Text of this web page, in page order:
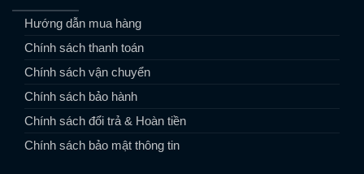
Hướng dẫn mua hàng
Chính sách thanh toán
Chính sách vận chuyển
Chính sách bảo hành
Chính sách đổi trả & Hoàn tiền
Chính sách bảo mật thông tin